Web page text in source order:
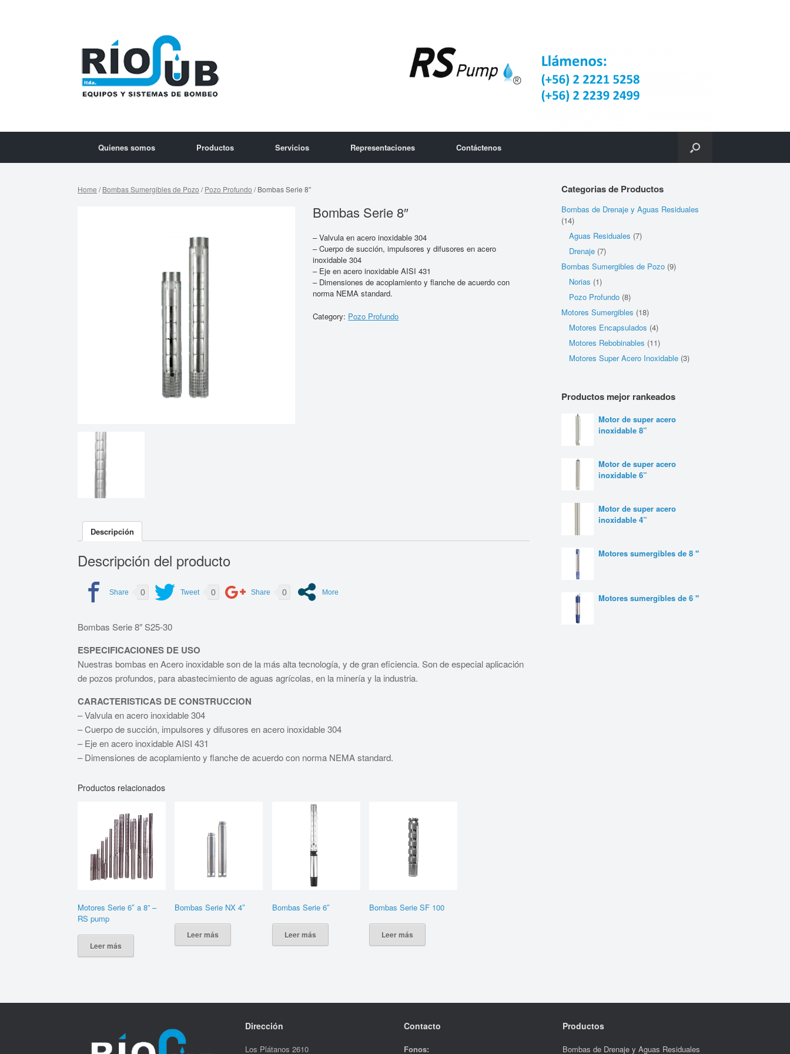
Quienes somos Productos Servicios Representaciones Contáctenos
Home /Bombas Sumergibles de Pozo /Pozo Profundo / Bombas Serie 8″
Bombas Serie 8″
– Valvula en acero inoxidable 304
– Cuerpo de succión, impulsores y difusores en acero
inoxidable 304
– Eje en acero inoxidable AISI 431
– Dimensiones de acoplamiento y flanche de acuerdo con
norma NEMA standard.
Category: Pozo Profundo
Descripción
Descripción del producto
0 0 0
Bombas Serie 8″ S25-30
ESPECIFICACIONES DE USO
Nuestras bombas en Acero inoxidable son de la más alta tecnología, y de gran eficiencia. Son de especial aplicación
de pozos profundos, para abastecimiento de aguas agrícolas, en la minería y la industria.
CARACTERISTICAS DE CONSTRUCCION
– Valvula en acero inoxidable 304
– Cuerpo de succión, impulsores y difusores en acero inoxidable 304
– Eje en acero inoxidable AISI 431
– Dimensiones de acoplamiento y flanche de acuerdo con norma NEMA standard.
Productos relacionados
Motores Serie 6″ a 8” –
RS pump
Leer más
Bombas Serie NX 4″
Leer más
Bombas Serie 6″
Leer más
Bombas Serie SF 100
Leer más
Categorias de Productos
Bombas de Drenaje y Aguas Residuales
(14)
Aguas Residuales (7)
Drenaje (7)
Bombas Sumergibles de Pozo (9)
Norias (1)
Pozo Profundo (8)
Motores Sumergibles (18)
Motores Encapsulados (4)
Motores Rebobinables (11)
Motores Super Acero Inoxidable (3)
Productos mejor rankeados
Motor de super acero
inoxidable 8”
Motor de super acero
inoxidable 6”
Motor de super acero
inoxidable 4”
Motores sumergibles de 8 "
Motores sumergibles de 6 "
Dirección
Los Plátanos 2610
Contacto
Fonos:
Productos
Bombas de Drenaje y Aguas Residuales